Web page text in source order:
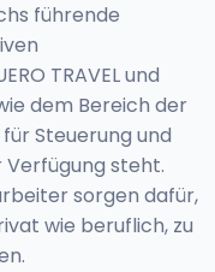
führende
TRAVEL und
dem Bereich der
Steuerung und
steht.
sorgen dafür,
wie beruflich, zu